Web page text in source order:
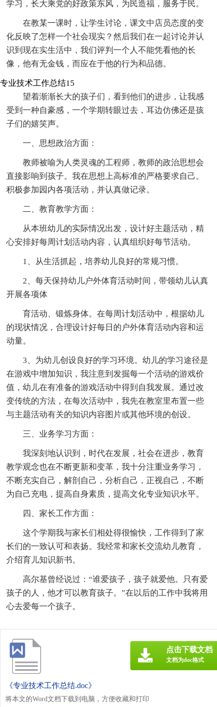
学习，长大乘党的好政策东风，为民造福，服务于民。
在教某一课时，让学生讨论，课文中店员态度的变
化反映了怎样一个社会现实？然后我们在一起讨论并认
识到现在实生活中，我们评判一个人不能凭看他的长
像，他有无金钱，而应在于他的行为和品德。
专业技术工作总结15
望着渐渐长大的孩子们，看到他们的进步，让我感
受到一种自豪感，一个学期转眼过去，耳边仿佛还是孩
子们的嬉笑声。
一、思想政治方面：
教师被喻为人类灵魂的工程师，教师的政治思想会
直接影响到孩子。我在思想上高标准的严格要求自己。
积极参加园内各项活动，并认真做记录。
二、教育教学方面：
从本班幼儿的实际情况出发，设计好主题活动，精
心安排好每周计划活动内容，认真组织好每节活动。
1、从生活抓起，培养幼儿良好的常规习惯。
2、每天保持幼儿户外体育活动时间，带领幼儿认真
开展各项体
育活动、锻炼身体。在每周计划活动中，根据幼儿
的现状情况，合理设计好每日的户外体育活动内容和运
动量。
3、为幼儿创设良好的学习环境。幼儿的学习途径是
在游戏中增加知识，我注意到发掘每一个活动的游戏价
值，幼儿在有准备的游戏活动中得到自我发展。通过改
变传统的方法，在每次活动中，我先在教室里布置一些
与主题活动有关的知识内容图片或其他环境的创设。
三、业务学习方面：
我深刻地认识到，时代在发展，社会在进步，教育
教学观念也在不断更新和变革，我十分注重业务学习，
不断充实自己，解剖自己，分析自己，正视自己，不断
为自己充电，提高自身素质，提高文化专业知识水平。
四、家长工作方面：
这个学期我与家长们相处得很愉快，工作得到了家
长们的一致认可和表扬。我经常和家长交流幼儿教育，
介绍育儿知识新书。
高尔基曾经说过：“谁爱孩子，孩子就爱他。只有爱
孩子的人，他才可以教育孩子。”在以后的工作中我将用
心去爱每一个孩子。
《专业技术工作总结.doc》
将本文的Word文档下载到电脑，方便收藏和打印
点击下载文档
文档为doc格式